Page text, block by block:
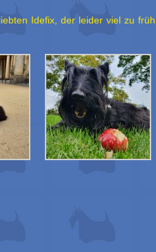
Idefix, der leider viel zu früh